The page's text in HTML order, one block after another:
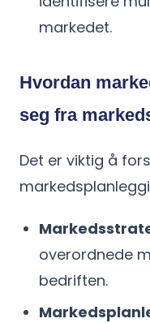
markedet.
Hvordan
seg fra
Det er viktig å
overordnede
bedriften.